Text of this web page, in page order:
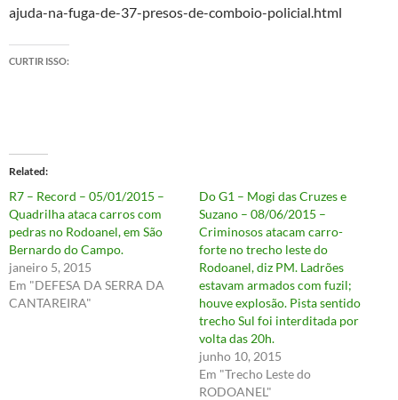
ajuda-na-fuga-de-37-presos-de-comboio-policial.html
CURTIR ISSO:
Related
R7 – Record – 05/01/2015 –
Quadrilha ataca carros com
pedras no Rodoanel, em São
Bernardo do Campo.
janeiro 5, 2015
Em "DEFESA DA SERRA DA
CANTAREIRA"
Do G1 – Mogi das Cruzes e
Suzano – 08/06/2015 –
Criminosos atacam carro-
forte no trecho leste do
Rodoanel, diz PM. Ladrões
estavam armados com fuzil;
houve explosão. Pista sentido
trecho Sul foi interditada por
volta das 20h.
junho 10, 2015
Em "Trecho Leste do
RODOANEL"